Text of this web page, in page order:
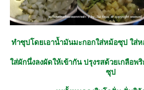
ทำซุปโดยเอาน้ำมันมะกอกใส่หม้อซุป ใส่
ส่ผักนึ่งลงผัดให้เข้ากัน ปรุงรสด้วยเกลือพ
ซุป